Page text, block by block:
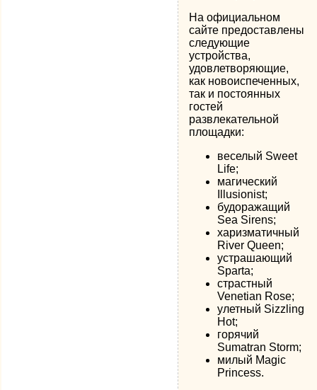
На официальном
сайте предоставлены
следующие
устройства,
удовлетворяющие,
как новоиспеченных,
так и постоянных
гостей
развлекательной
площадки:
веселый Sweet
Life;
магический
Illusionist;
будоражащий
Sea Sirens;
харизматичный
River Queen;
устрашающий
Sparta;
страстный
Venetian Rose;
улетный Sizzling
Hot;
горячий
Sumatran Storm;
милый Magic
Princess.